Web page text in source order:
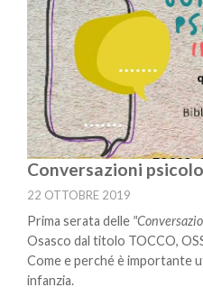
Conversazioni
22 OTTOBRE 2019
Prima serata delle
Osasco dal titolo TOCCO,
Come e perché è importante
infanzia.